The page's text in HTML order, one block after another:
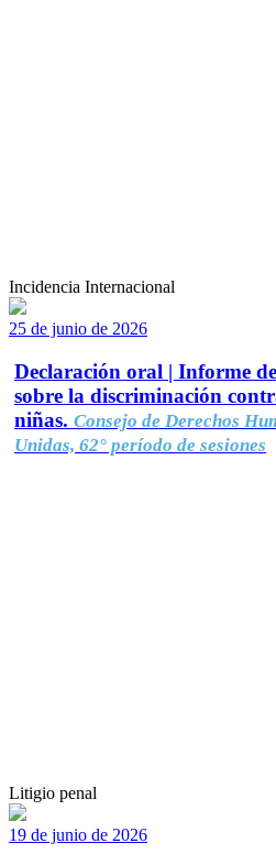
Incidencia Internacional
25 de junio de 2026
Declaración oral | Informe
sobre la discriminación
niñas. Consejo de Derechos
Unidas, 62° período de sesiones
Litigio penal
19 de junio de 2026